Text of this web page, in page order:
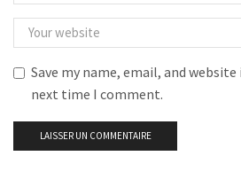
Save my name, email, and
next time I comment.